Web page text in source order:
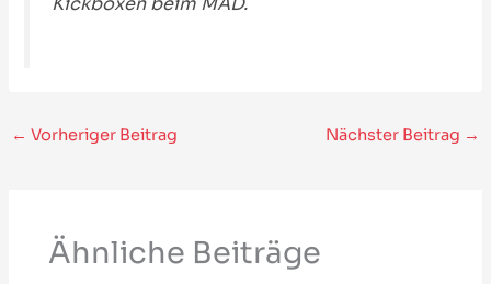
← Vorheriger Beitrag Nächster Beitrag →
Ähnliche Beiträge